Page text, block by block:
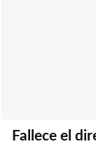
Fallece el